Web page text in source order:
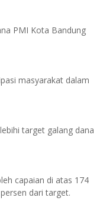
PMI Kota Bandung
masyarakat dalam
target galang dana
capaian di atas 174
dari target.